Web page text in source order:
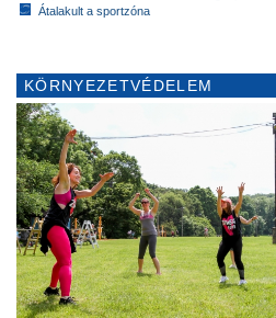
Átalakult a sportzóna
KÖRNYEZETVÉDELEM